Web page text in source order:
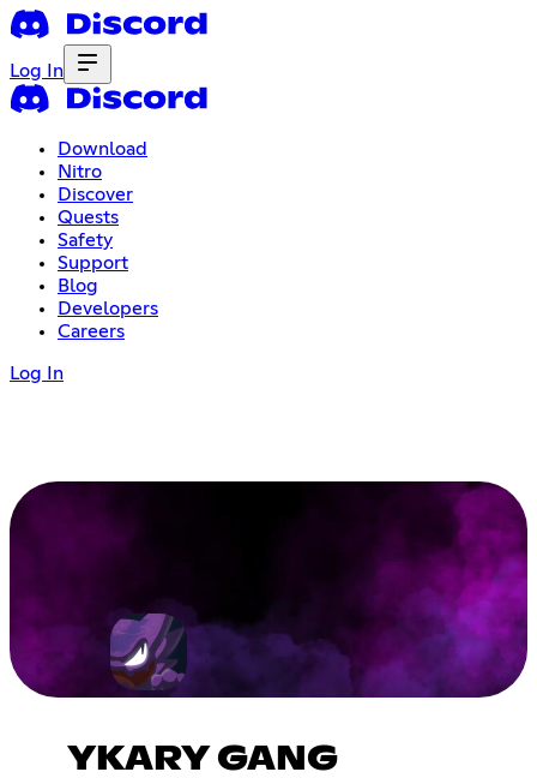
Log In
Download
Nitro
Discover
Quests
Safety
Support
Blog
Developers
Careers
Log In
YKARY GANG